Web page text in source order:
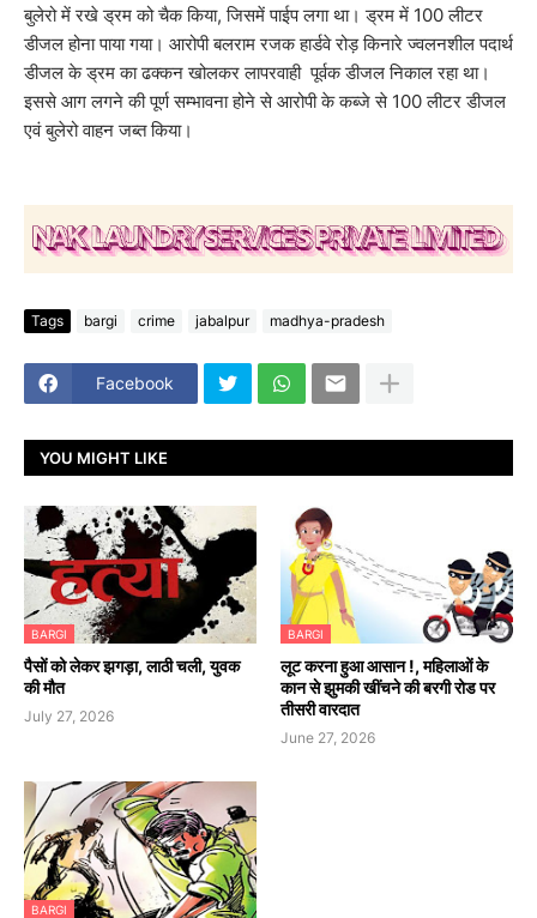
बुलेरो में रखे ड्रम को चैक किया, जिसमें पाईप लगा था। ड्रम में 100 लीटर
डीजल होना पाया गया। आरोपी बलराम रजक हार्डवे रोड़ किनारे ज्वलनशील पदार्थ
डीजल के ड्रम का ढक्कन खोलकर लापरवाही पूर्वक डीजल निकाल रहा था।
इससे आग लगने की पूर्ण सम्भावना होने से आरोपी के कब्जे से 100 लीटर डीजल
एवं बुलेरो वाहन जब्त किया।
Tags bargi crime jabalpur madhya-pradesh
Facebook
YOU MIGHT LIKE
BARGI
पैसों को लेकर झगड़ा, लाठी चली, युवक
की मौत
July 27, 2026
BARGI
लूट करना हुआ आसान !, महिलाओं के
कान से झुमकी खींचने की बरगी रोड पर
तीसरी वारदात
June 27, 2026
BARGI